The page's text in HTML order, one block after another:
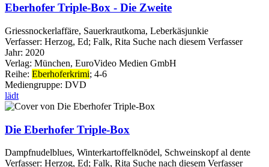
Eberhofer Triple-Box - Die Zweite
Griessnockerlaffäre, Sauerkrautkoma, Leberkäsjunkie
Verfasser: Herzog, Ed; Falk, Rita Suche nach diesem Verfasser
Jahr: 2020
Verlag: München, EuroVideo Medien GmbH
Reihe: Eberhoferkrimi; 4-6
Mediengruppe: DVD
lädt
Die Eberhofer Triple-Box
Dampfnudelblues, Winterkartoffelknödel, Schweinskopf al dente
Verfasser: Herzog, Ed; Falk, Rita Suche nach diesem Verfasser